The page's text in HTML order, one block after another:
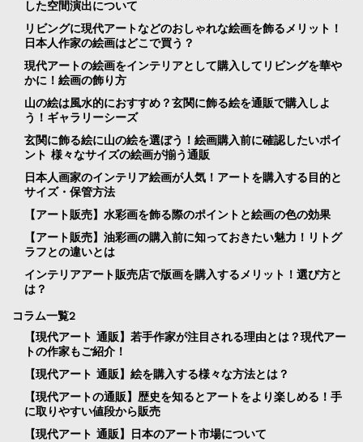
した空間演出について
リビングに現代アートなどのおしゃれな絵画を飾るメリット！
日本人作家の絵画はどこで買う？
現代アートの絵画をインテリアとして購入してリビングを華や
かに！絵画の飾り方
山の絵は風水的におすすめ？玄関に飾る絵を通販で購入しよ
う！ギャラリーシーズ
玄関に飾る絵に山の絵を選ぼう！絵画購入前に確認したいポイ
ント 様々なサイズの絵画が揃う通販
日本人画家のインテリア絵画が人気！アートを購入する目的と
サイズ・保管方法
【アート販売】水彩画を飾る際のポイントと絵画の色の効果
【アート販売】油彩画の購入前に知っておきたい魅力！リトグ
ラフとの違いとは
インテリアアート販売店で版画を購入するメリット！選び方と
は？
コラム一覧2
【現代アート 通販】若手作家が注目される理由とは？現代アー
トの作家もご紹介！
【現代アート 通販】絵を購入する様々な方法とは？
【現代アートの通販】歴史を知るとアートをより楽しめる！手
に取りやすい値段から販売
【現代アート 通販】日本のアート市場について